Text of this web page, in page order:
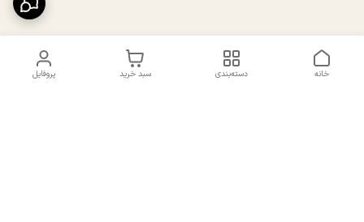
پروفایل سبد خرید دسته‌بندی خانه